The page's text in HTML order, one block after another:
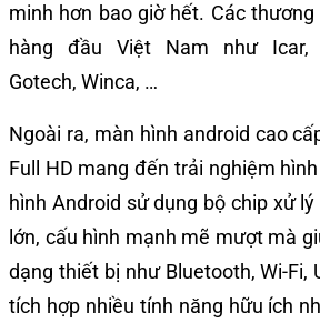
minh hơn bao giờ hết. Các
hàng đầu Việt Nam như Icar,
Gotech, Winca, …
Ngoài ra, màn hình android cao
Full HD mang đến trải nghiệm
hình Android sử dụng bộ chip xử
lớn, cấu hình mạnh mẽ mượt mà
dạng thiết bị như Bluetooth, Wi-Fi,
tích hợp nhiều tính năng hữu ích